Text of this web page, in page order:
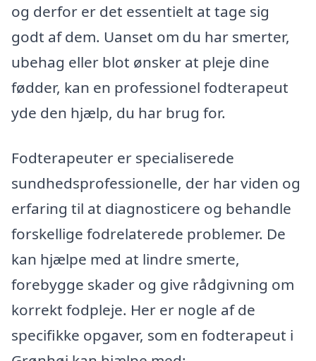
og derfor er det essentielt at tage sig
godt af dem. Uanset om du har smerter,
ubehag eller blot ønsker at pleje dine
fødder, kan en professionel fodterapeut
yde den hjælp, du har brug for.
Fodterapeuter er specialiserede
sundhedsprofessionelle, der har viden og
erfaring til at diagnosticere og behandle
forskellige fodrelaterede problemer. De
kan hjælpe med at lindre smerte,
forebygge skader og give rådgivning om
korrekt fodpleje. Her er nogle af de
specifikke opgaver, som en fodterapeut i